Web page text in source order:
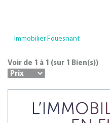
Immobilier Fouesnant
Voir de 1 à 1 (sur 1 Bien(s))